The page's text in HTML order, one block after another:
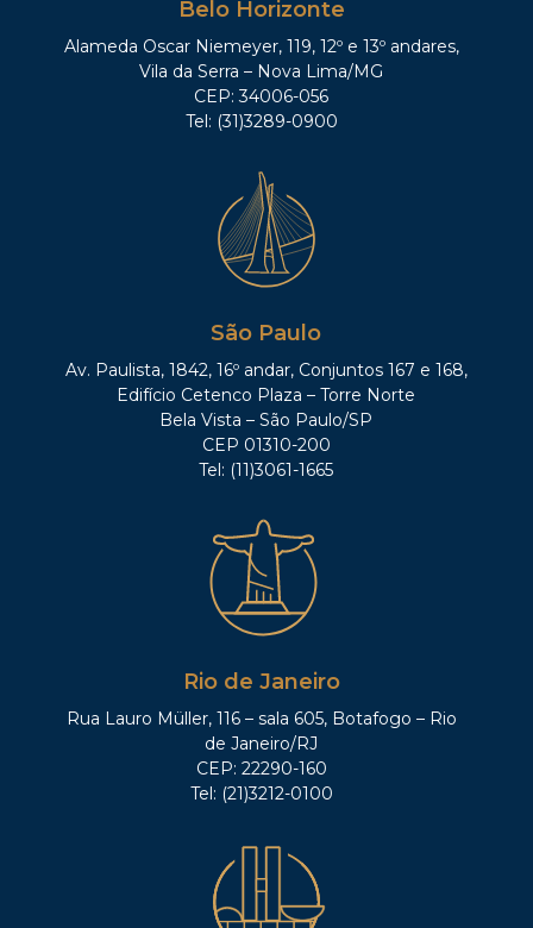
Belo Horizonte
Alameda Oscar Niemeyer, 119, 12º e 13º andares,
Vila da Serra – Nova Lima/MG
CEP: 34006-056
Tel: (31)3289-0900
São Paulo
Av. Paulista, 1842, 16º andar, Conjuntos 167 e 168,
Edifício Cetenco Plaza – Torre Norte
Bela Vista – São Paulo/SP
CEP 01310-200
Tel: (11)3061-1665
Rio de Janeiro
Rua Lauro Müller, 116 – sala 605, Botafogo – Rio
de Janeiro/RJ
CEP: 22290-160
Tel: (21)3212-0100